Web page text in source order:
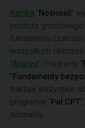
Ramka "Nośność"
podłoża
fundamentu
wszystkich
"Analiza". Programy "
"Fundamenty
traktują wszystkie
programie "Pal CPT
normalną.